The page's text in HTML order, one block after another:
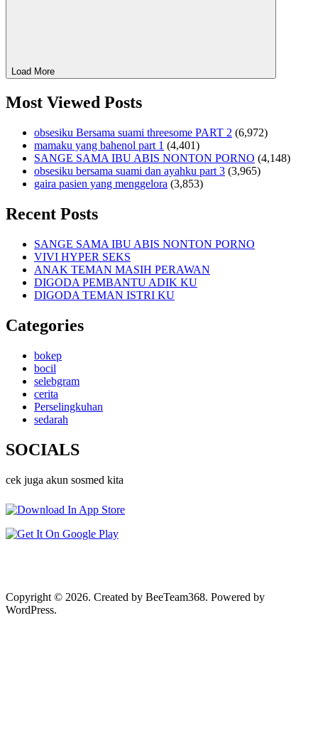
Load More
Most Viewed Posts
obsesiku Bersama suami threesome PART 2 (6,972)
mamaku yang bahenol part 1 (4,401)
SANGE SAMA IBU ABIS NONTON PORNO (4,148)
obsesiku bersama suami dan ayahku part 3 (3,965)
gaira pasien yang menggelora (3,853)
Recent Posts
SANGE SAMA IBU ABIS NONTON PORNO
VIVI HYPER SEKS
ANAK TEMAN MASIH PERAWAN
DIGODA PEMBANTU ADIK KU
DIGODA TEMAN ISTRI KU
Categories
bokep
bocil
selebgram
cerita
Perselingkuhan
sedarah
SOCIALS
cek juga akun sosmed kita
Copyright © 2026. Created by BeeTeam368. Powered by
WordPress.